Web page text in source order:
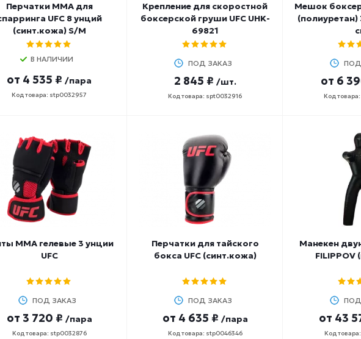
Перчатки MMA для
UFC 8 унций
(синт.кожа) S/M
В НАЛИЧИИ
от 4 535 ₽ /пара
Код товара: stp0032957
Крепление для скоростной
боксерской груши UFC UHK-
69821
ПОД ЗАКАЗ
2 845 ₽ /шт.
Код товара: spt0032916
Мешок
(полиуретан)
ПОД
от 6
Код
MMA гелевые 3 унции
UFC
ПОД ЗАКАЗ
от 3 720 ₽ /пара
Код товара: stp0032876
Перчатки для тайского
бокса UFC (синт.кожа)
ПОД ЗАКАЗ
от 4 635 ₽ /пара
Код товара: stp0046346
Манекен
FILIPPOV
ПОД
от 43
Код